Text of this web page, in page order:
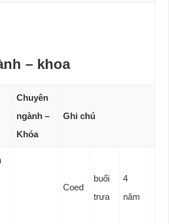
– khoa
Chuyên
ngành –
Khóa
Ghi chú
Coed
buổi
trưa
4
năm